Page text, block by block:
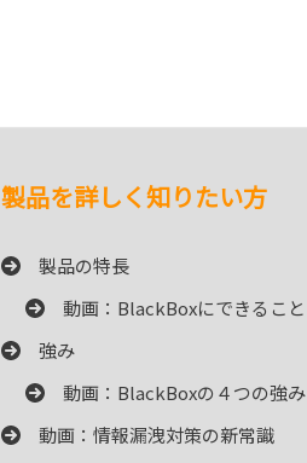
製品を詳しく知りたい方
製品の特長
動画：BlackBoxにできること
強み
動画：BlackBoxの４つの強み
動画：情報漏洩対策の新常識